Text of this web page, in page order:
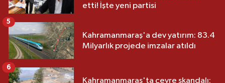
etti! İşte yeni partisi
Kahramanmaraş'a dev yatırım: 83.4
Milyarlık projede imzalar atıldı
5
Kahramanmaraş'ta çevre skandalı:
6